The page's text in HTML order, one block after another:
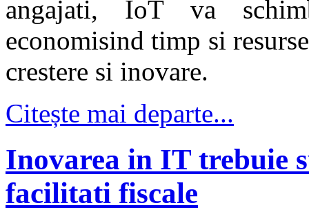
angajati, IoT va
economisind timp si
crestere si inovare.
Citește mai departe...
Inovarea in IT trebuie
facilitati fiscale